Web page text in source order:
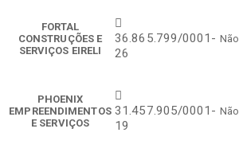
FORTAL
CONSTRUÇÕES E
SERVIÇOS EIRELI
36.865.799/0001-
26
Não
PHOENIX
EMPREENDIMENTOS
E SERVIÇOS
31.457.905/0001-
19
Não